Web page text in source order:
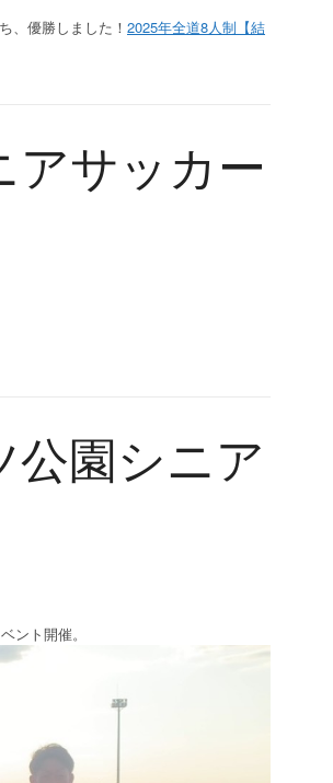
、優勝しました！ 2025年全道8人制【結
サッカー
公園シニア
ント開催。